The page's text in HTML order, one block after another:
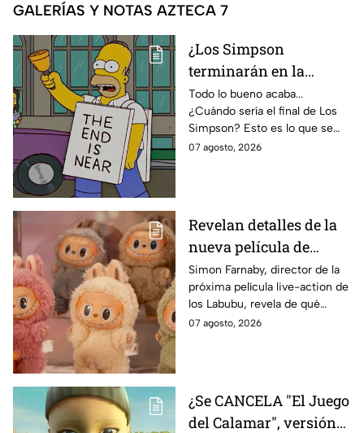
GALERÍAS Y NOTAS AZTECA 7
¿Los Simpson
terminarán en la
temporada 40? Actriz
de Bart Simpson da
IMPACTANTE
declaración
Todo lo bueno acaba...
¿Cuándo sería el final de Los
Simpson? Esto es lo que se
sabe:
07 agosto, 2026
Revelan detalles de la
nueva película de
Labubu: de qué tratará
y cuándo se estrena
Simon Farnaby, director de la
próxima película live-action de
los Labubu, revela de qué
tratará la cinta. Aquí te
07 agosto, 2026
¿Se CANCELA "El Juego
del Calamar", versión